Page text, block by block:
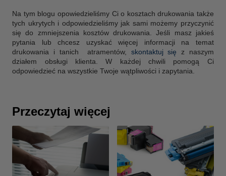
Na tym blogu opowiedzieliśmy Ci o kosztach drukowania także
tych ukrytych i odpowiedzieliśmy jak sami możemy przyczynić
się do zmniejszenia kosztów drukowania.Jeśli masz jakieś
pytania lub chcesz uzyskać więcej informacji na temat
drukowania i tanich atramentów, skontaktuj się z naszym
działem obsługi klienta. W każdej chwili pomogą Ci
odpowiedzieć na wszystkie Twoje wątpliwości i zapytania.
Przeczytaj więcej